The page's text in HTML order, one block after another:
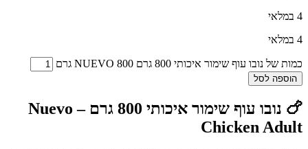
4 במלאי
4 במלאי
כמות של נובו עוף שימור איכותי 800 גרם NUEVO 800 גרם
הוספה לסל
🍗 נובו עוף שימור איכותי 800 גרם – Nuevo
Chicken Adult